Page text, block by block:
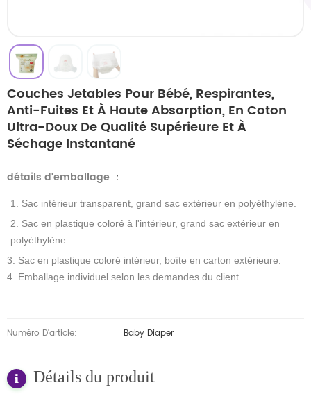
Couches Jetables Pour Bébé, Respirantes,
Anti-Fuites Et À Haute Absorption, En Coton
Ultra-Doux De Qualité Supérieure Et À
Séchage Instantané
détails d'emballage ：
1. Sac intérieur transparent, grand sac extérieur en polyéthylène.
2. Sac en plastique coloré à l'intérieur, grand sac extérieur en
polyéthylène.
3. Sac en plastique coloré intérieur, boîte en carton extérieure.
4. Emballage individuel selon les demandes du client.
Numéro D'article: Baby Diaper
Détails du produit